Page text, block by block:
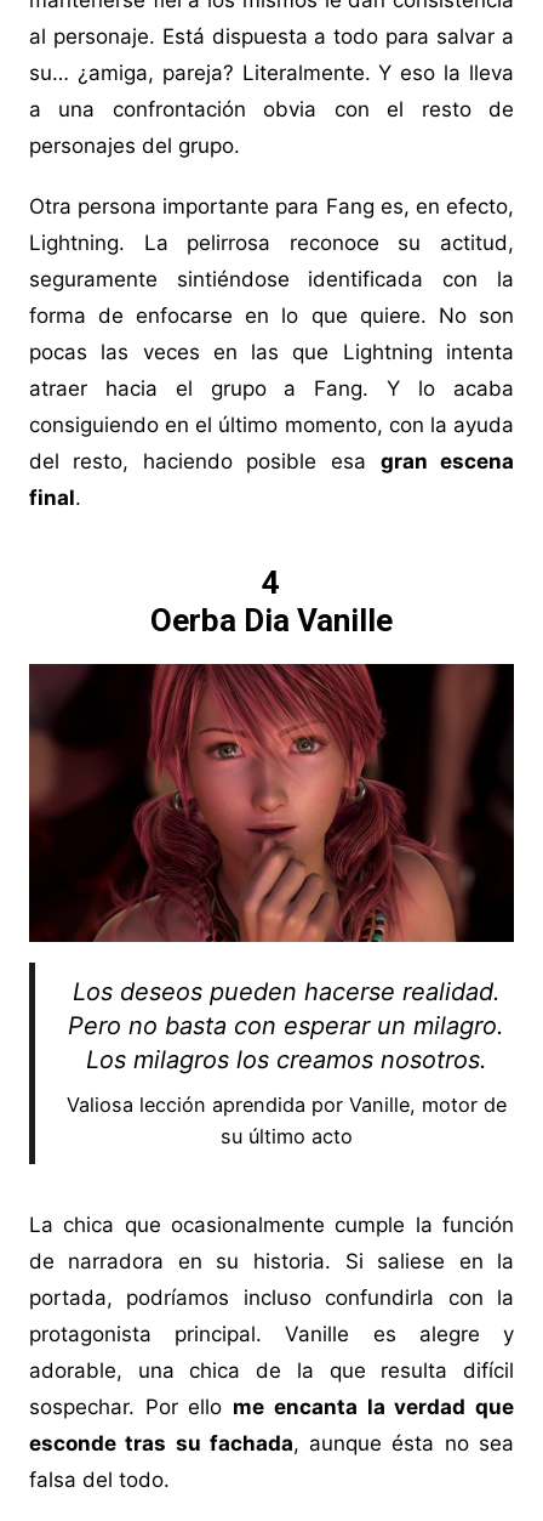
al personaje. Está dispuesta a todo para salvar a
su… ¿amiga, pareja? Literalmente. Y eso la lleva
a una confrontación obvia con el resto de
personajes del grupo.
Otra persona importante para Fang es, en efecto,
Lightning. La pelirrosa reconoce su actitud,
seguramente sintiéndose identificada con la
forma de enfocarse en lo que quiere. No son
pocas las veces en las que Lightning intenta
atraer hacia el grupo a Fang. Y lo acaba
consiguiendo en el último momento, con la ayuda
del resto, haciendo posible esa gran escena
final.
4
Oerba Dia Vanille
Los deseos pueden hacerse realidad.
Pero no basta con esperar un milagro.
Los milagros los creamos nosotros.
Valiosa lección aprendida por Vanille, motor de
su último acto
La chica que ocasionalmente cumple la función
de narradora en su historia. Si saliese en la
portada, podríamos incluso confundirla con la
protagonista principal. Vanille es alegre y
adorable, una chica de la que resulta difícil
sospechar. Por ello me encanta la verdad que
esconde tras su fachada, aunque ésta no sea
falsa del todo.